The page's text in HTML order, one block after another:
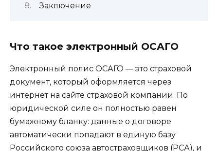
Заключение
Что такое электронный ОСАГО
Электронный полис ОСАГО — это страховой
документ, который оформляется через
интернет на сайте страховой компании. По
юридической силе он полностью равен
бумажному бланку: данные о договоре
автоматически попадают в единую базу
Российского союза автостраховщиков (РСА), и